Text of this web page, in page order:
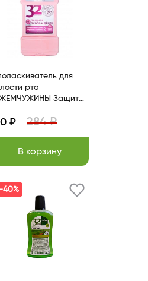
для
рта
Защита
₽ 284 ₽
В корзину
-40%